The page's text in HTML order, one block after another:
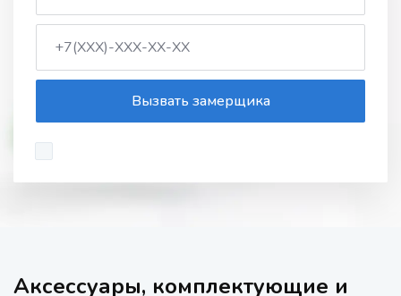
Вызвать замерщика
Аксессуары, комплектующие и